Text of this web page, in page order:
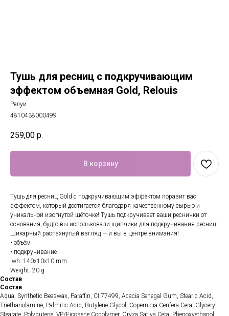
Тушь для ресниц с подкручивающим
эффектом объемная Gold, Relouis
Релуи
4810438000499
259,00 р.
В корзину
Тушь для ресниц Gold с подкручивающим эффектом поразит вас
эффектом, который достигается благодаря качественному сырью и
уникальной изогнутой щёточке! Тушь подкручивает ваши реснички от
основания, будто вы использовали щипчики для подкручивания ресниц!
Шикарный распахнутый взгляд — и вы в центре внимания!
• объём
• подкручивание
lwh: 140x10x10 mm
Weight: 20 g
Состав
Состав
Aqua, Synthetic Beeswax, Paraffin, CI 77499, Acacia Senegal Gum, Stearic Acid,
Triethanolamine, Palmitic Acid, Butylene Glycol, Copernicia Cerifera Cera, Glyceryl